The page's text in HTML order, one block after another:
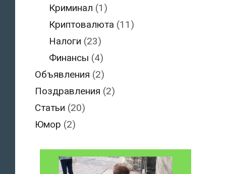
Криминал (1)
Криптовалюта (11)
Налоги (23)
Финансы (4)
Объявления (2)
Поздравления (2)
Статьи (20)
Юмор (2)